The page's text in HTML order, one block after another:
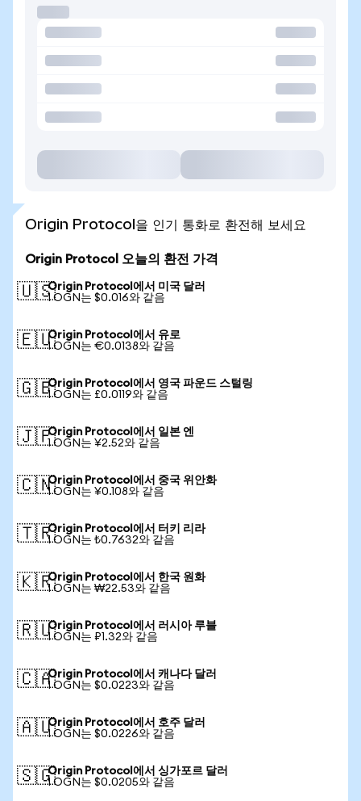
Origin Protocol을 인기 통화로 환전해 보세요
Origin Protocol 오늘의 환전 가격
🇺🇸Origin Protocol에서 미국 달러
1 OGN는 $0.016와 같음
🇪🇺Origin Protocol에서 유로
1 OGN는 €0.0138와 같음
🇬🇧Origin Protocol에서 영국 파운드 스털링
1 OGN는 £0.0119와 같음
🇯🇵Origin Protocol에서 일본 엔
1 OGN는 ¥2.52와 같음
🇨🇳Origin Protocol에서 중국 위안화
1 OGN는 ¥0.108와 같음
🇹🇷Origin Protocol에서 터키 리라
1 OGN는 ₺0.7632와 같음
🇰🇷Origin Protocol에서 한국 원화
1 OGN는 ₩22.53와 같음
🇷🇺Origin Protocol에서 러시아 루블
1 OGN는 ₽1.32와 같음
🇨🇦Origin Protocol에서 캐나다 달러
1 OGN는 $0.0223와 같음
🇦🇺Origin Protocol에서 호주 달러
1 OGN는 $0.0226와 같음
🇸🇬Origin Protocol에서 싱가포르 달러
1 OGN는 $0.0205와 같음